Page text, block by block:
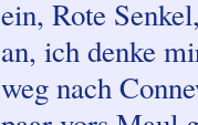
ein, Rote
an, ich denke
weg nach